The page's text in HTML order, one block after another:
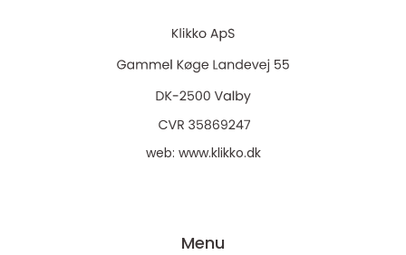
web: www.klikko.dk
Menu